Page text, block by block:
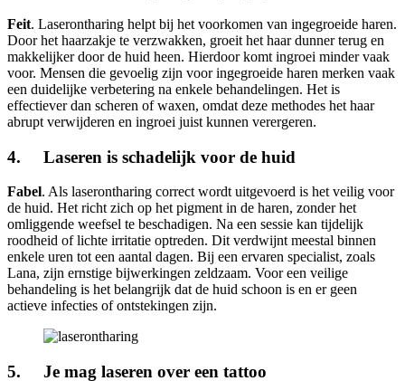
Feit. Laserontharing helpt bij het voorkomen van ingegroeide haren.
Door het haarzakje te verzwakken, groeit het haar dunner terug en
makkelijker door de huid heen. Hierdoor komt ingroei minder vaak
voor. Mensen die gevoelig zijn voor ingegroeide haren merken vaak
een duidelijke verbetering na enkele behandelingen. Het is
effectiever dan scheren of waxen, omdat deze methodes het haar
abrupt verwijderen en ingroei juist kunnen verergeren.
4. Laseren is schadelijk voor de huid
Fabel. Als laserontharing correct wordt uitgevoerd is het veilig voor
de huid. Het richt zich op het pigment in de haren, zonder het
omliggende weefsel te beschadigen. Na een sessie kan tijdelijk
roodheid of lichte irritatie optreden. Dit verdwijnt meestal binnen
enkele uren tot een aantal dagen. Bij een ervaren specialist, zoals
Lana, zijn ernstige bijwerkingen zeldzaam. Voor een veilige
behandeling is het belangrijk dat de huid schoon is en er geen
actieve infecties of ontstekingen zijn.
5. Je mag laseren over een tattoo